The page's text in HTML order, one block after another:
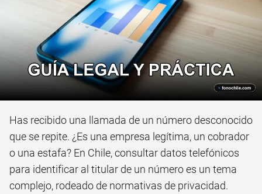
Has recibido una llamada de un número desconocido
que se repite. ¿Es una empresa legítima, un cobrador
o una estafa? En Chile, consultar datos telefónicos
para identificar al titular de un número es un tema
complejo, rodeado de normativas de privacidad.